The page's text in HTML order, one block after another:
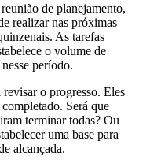
de planejamento,
realizar nas próximas
As tarefas
o volume de
período.
revisar o progresso. Eles
Será que
terminar todas? Ou
uma base para
alcançada.